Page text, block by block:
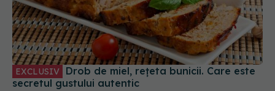
EXCLUSIV
secretul gustului autentic